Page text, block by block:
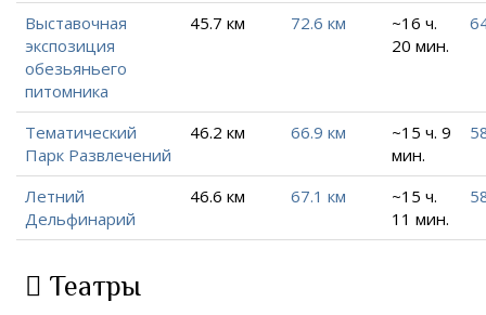
Выставочная
экспозиция
обезьяньего
питомника
45.7 км 72.6 км
~16 ч.
20 мин.
Тематический
Парк Развлечений
46.2 км 66.9 км
~15 ч. 9
мин.
Летний
Дельфинарий
46.6 км 67.1 км
~15 ч.
11 мин.
Театры